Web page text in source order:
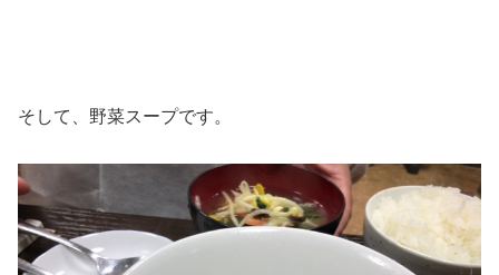
そして、野菜スープです。